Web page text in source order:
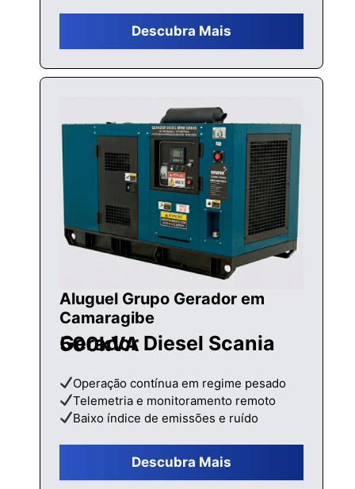
Descubra Mais
Aluguel Grupo Gerador em
Camaragibe
Gerador Diesel Scania 500kVA
Operação contínua em regime pesado
Telemetria e monitoramento remoto
Baixo índice de emissões e ruído
Descubra Mais